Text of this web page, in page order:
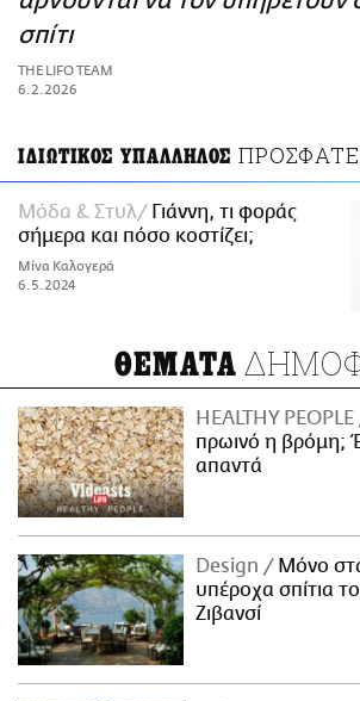
ΑΜΠΑ
PRINT
σπίτι
THE LIFO TEAM
6.2.2026
ΙΔΙΩΤΙΚΟΣ ΥΠΑΛΛΗΛΟΣ
Μόδα & Στυλ
Γιάννη, τι φοράς
σήμερα και πόσο κοστίζει;
Μίνα Καλογερά
6.5.2024
ΘΕΜΑΤΑ
HEALTHY PEOPLE
πρωινό η βρόμη;
απαντά
Design
Μόνο
υπέροχα σπίτια
Ζιβανσί